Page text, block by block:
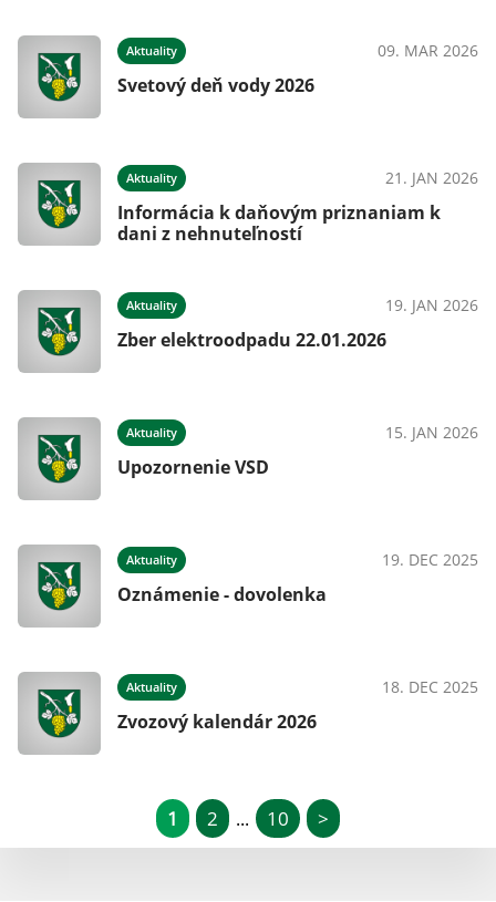
Aktuality 09. MAR 2026
Svetový deň vody 2026
Aktuality 21. JAN 2026
Informácia k daňovým priznaniam k
dani z nehnuteľností
Aktuality 19. JAN 2026
Zber elektroodpadu 22.01.2026
Aktuality 15. JAN 2026
Upozornenie VSD
Aktuality 19. DEC 2025
Oznámenie - dovolenka
Aktuality 18. DEC 2025
Zvozový kalendár 2026
1 2 ... 10 >